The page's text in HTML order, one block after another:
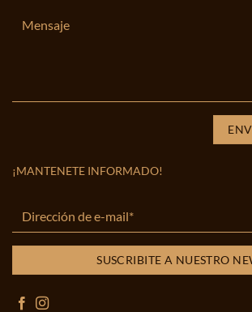
¡MANTENETE INFORMADO!